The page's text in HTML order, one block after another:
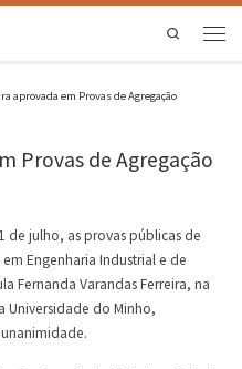
Search
aprovada em Provas de Agregação
Provas de Agregação
de julho, as provas públicas de
Engenharia Industrial e de
Fernanda Varandas Ferreira, na
Universidade do Minho,